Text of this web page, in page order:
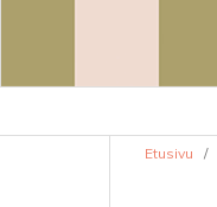
Etusivu /